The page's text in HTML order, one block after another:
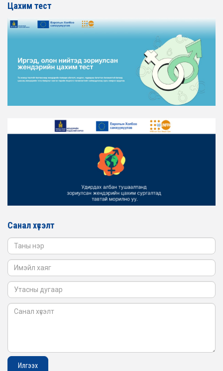
ЖЕНДЭРИЙН ҮНДЭСНИЙ ХОРООНЫ АЖЛЫН АЛБАНЫ
ТӨЛӨӨЛӨЛ ХОТ БАЙГУУЛАЛТ, БАРИЛГА, ОРОН
СУУЦЖУУЛАЛТЫН ЯАМАНД АЖИЛЛАВ
2026-02-16
ЖЕНДЭРИЙН ЭРХ ТЭГШ БАЙДЛЫГ ХАНГАХ ҮЙЛ
АЖИЛЛАГААГ ЭРЧИМЖҮҮЛЭХ САРЫН ХУВААРЬТАЙ
2026-02-16
ТӨЛӨӨЛӨЛ ЗАМ ТЭЭВРИЙН ЯАМАНД АЖИЛЛАВ
ЖЕНДЭРИЙН ҮНДЭСНИЙ ХОРООНЫ АЖЛЫН АЛБАНЫ
ТӨЛӨӨЛӨЛ БАТЛАН ХАМГААЛАХ ЯАМАНД
Цахим тест
Санал хүсэлт